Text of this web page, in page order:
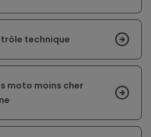
technique
moto moins cher